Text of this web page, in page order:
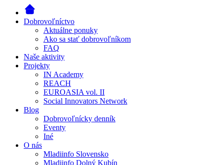
Dobrovoľníctvo
Aktuálne ponuky
Ako sa stať dobrovoľníkom
FAQ
Naše aktivity
Projekty
IN Academy
REACH
EUROASIA vol. II
Social Innovators Network
Blog
Dobrovoľnícky denník
Eventy
Iné
O nás
Mladiinfo Slovensko
Mladiinfo Dolný Kubín